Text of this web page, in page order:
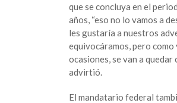
que se concluya en el
años, “eso no lo vamos a
les gustaría a nuestros
equivocáramos, pero como
ocasiones, se van a quedar
advirtió.
El mandatario federal